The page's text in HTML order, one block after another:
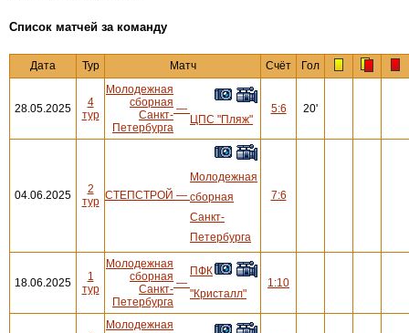
Cписок матчей за команду
Дата Тур Матч Счёт Гол
28.05.2025
4
тур
Молодежная
сборная
Санкт-
Петербурга
—
ЦПС "Пляж"
5:6 20'
04.06.2025
2
тур СТЕПСТРОЙ —
Молодежная
сборная
Санкт-
Петербурга
7:6
18.06.2025
1
тур
Молодежная
сборная
Санкт-
Петербурга
—
ПФК
"Кристалл"
1:10
Молодежная